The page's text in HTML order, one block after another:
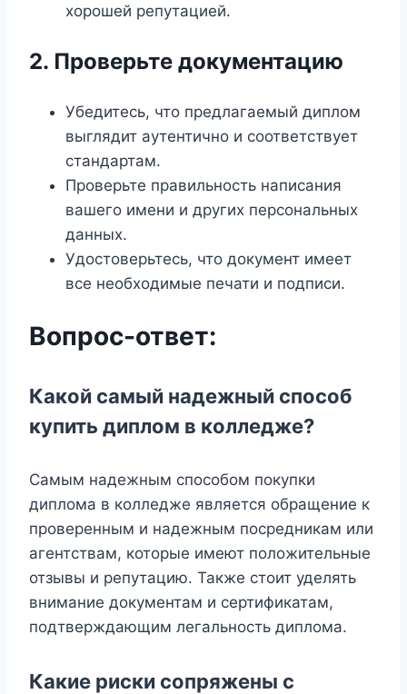
хорошей репутацией.
2. Проверьте документацию
Убедитесь, что предлагаемый диплом
выглядит аутентично и соответствует
стандартам.
Проверьте правильность написания
вашего имени и других персональных
данных.
Удостоверьтесь, что документ имеет
все необходимые печати и подписи.
Вопрос-ответ:
Какой самый надежный способ
купить диплом в колледже?
Самым надежным способом покупки
диплома в колледже является обращение к
проверенным и надежным посредникам или
агентствам, которые имеют положительные
отзывы и репутацию. Также стоит уделять
внимание документам и сертификатам,
подтверждающим легальность диплома.
Какие риски сопряжены с